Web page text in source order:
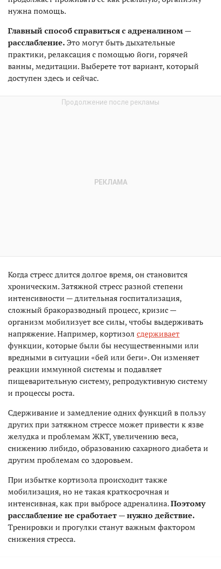
нужна помощь.
Главный способ справиться с адреналином —
расслабление. Это могут быть дыхательные
практики, релаксация с помощью йоги, горячей
ванны, медитации. Выберете тот вариант, который
доступен здесь и сейчас.
Когда стресс длится долгое время, он становится
хроническим. Затяжной стресс разной степени
интенсивности — длительная госпитализация,
сложный бракоразводный процесс, кризис —
организм мобилизует все силы, чтобы выдерживать
напряжение. Например, кортизол сдерживает
функции, которые были бы несущественными или
вредными в ситуации «бей или беги». Он изменяет
реакции иммунной системы и подавляет
пищеварительную систему, репродуктивную систему
и процессы роста.
Сдерживание и замедление одних функций в пользу
других при затяжном стрессе может привести к язве
желудка и проблемам ЖКТ, увеличению веса,
снижению либидо, образованию сахарного диабета и
другим проблемам со здоровьем.
При избытке кортизола происходит также
мобилизация, но не такая краткосрочная и
интенсивная, как при выбросе адреналина.Поэтому
расслабление не сработает — нужно действие.
Тренировки и прогулки станут важным фактором
снижения стресса.